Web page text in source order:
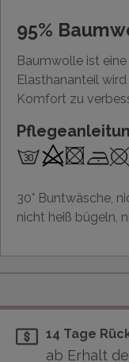
95%
Baumwolle ist
Elasthananteil
Komfort zu
30° Buntwäsche,
nicht heiß bügeln,
14 Tage
ab Erhalt